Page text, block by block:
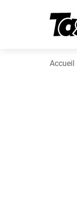
Accueil